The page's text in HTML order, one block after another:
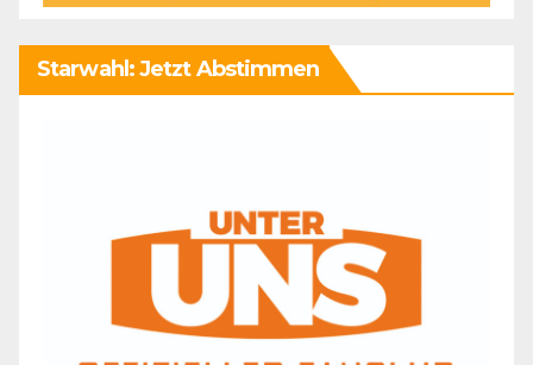
Starwahl: Jetzt Abstimmen